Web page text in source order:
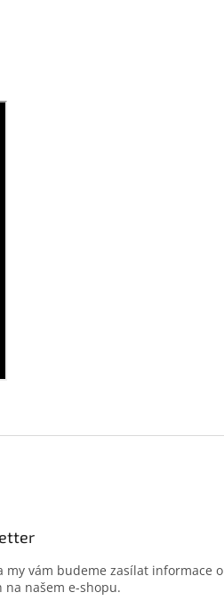
my vám budeme zasílat informace o
na našem e-shopu.